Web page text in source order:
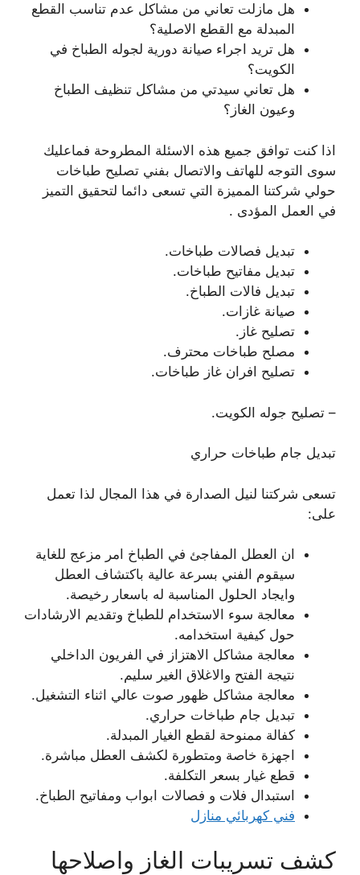
هل مازلت تعاني من مشاكل عدم تناسب القطع
المبدلة مع القطع الاصلية؟
هل تريد اجراء صيانة دورية لجوله الطباخ في
الكويت؟
هل تعاني سيدتي من مشاكل تنظيف الطباخ
وعيون الغاز؟
اذا كنت توافق جميع هذه الاسئلة المطروحة فماعليك
سوى التوجه للهاتف والاتصال بفني تصليح طباخات
حولي شركتنا المميزة التي تسعى دائما لتحقيق التميز
في العمل المؤدى .
تبديل فصالات طباخات.
تبديل مفاتيح طباخات.
تبديل فالات الطباخ.
صيانة غازات.
تصليح غاز.
مصلح طباخات محترف.
تصليح افران غاز طباخات.
– تصليح جوله الكويت.
تبديل جام طباخات حراري
تسعى شركتنا لنيل الصدارة في هذا المجال لذا تعمل
على:
ان العطل المفاجئ في الطباخ امر مزعج للغاية
سيقوم الفني بسرعة عالية باكتشاف العطل
وايجاد الحلول المناسبة له باسعار رخيصة.
معالجة سوء الاستخدام للطباخ وتقديم الارشادات
حول كيفية استخدامه.
معالجة مشاكل الاهتزاز في الفريون الداخلي
نتيجة الفتح والاغلاق الغير سليم.
معالجة مشاكل ظهور صوت عالي اثناء التشغيل.
تبديل جام طباخات حراري.
كفالة ممنوحة لقطع الغيار المبدلة.
اجهزة خاصة ومتطورة لكشف العطل مباشرة.
قطع غيار بسعر التكلفة.
استبدال فلات و فصالات ابواب ومفاتيح الطباخ.
فني كهربائي منازل
كشف تسريبات الغاز واصلاحها